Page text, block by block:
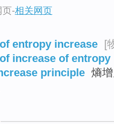
页-相关网页
entropy increase [
increase of entropy
principle 熵